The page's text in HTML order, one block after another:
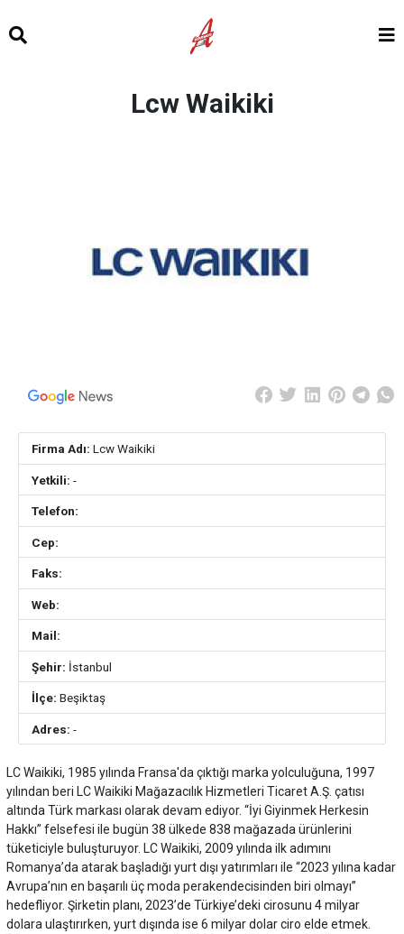
Lcw Waikiki
Firma Adı: Lcw Waikiki
Yetkili: -
Telefon:
Cep:
Faks:
Web:
Mail:
Şehir: İstanbul
İlçe: Beşiktaş
Adres: -
LC Waikiki, 1985 yılında Fransa'da çıktığı marka yolculuğuna, 1997
yılından beri LC Waikiki Mağazacılık Hizmetleri Ticaret A.Ş. çatısı
altında Türk markası olarak devam ediyor. “İyi Giyinmek Herkesin
Hakkı” felsefesi ile bugün 38 ülkede 838 mağazada ürünlerini
tüketiciyle buluşturuyor. LC Waikiki, 2009 yılında ilk adımını
Romanya’da atarak başladığı yurt dışı yatırımları ile “2023 yılına kadar
Avrupa’nın en başarılı üç moda perakendecisinden biri olmayı’’
hedefliyor. Şirketin planı, 2023’de Türkiye’deki cirosunu 4 milyar
dolara ulaştırırken, yurt dışında ise 6 milyar dolar ciro elde etmek.